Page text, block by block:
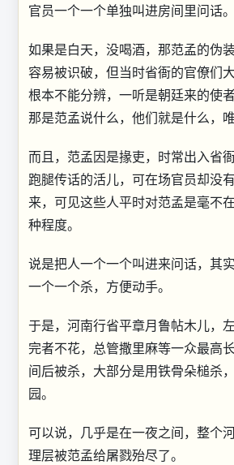
官员一个一个单独叫进房间里问话。
如果是白天，没喝酒，那范孟的伪
容易被识破，但当时省衙的官僚们
根本不能分辨，一听是朝廷来的使
那是范孟说什么，他们就是什么，
而且，范孟因是掾吏，时常出入省
跑腿传话的活儿，可在场官员却没
来，可见这些人平时对范孟是毫不
种程度。
说是把人一个一个叫进来问话，其
一个一个杀，方便动手。
于是，河南行省平章月鲁帖木儿，
完者不花，总管撒里麻等一众最高
间后被杀，大部分是用铁骨朵槌杀
园。
可以说，几乎是在一夜之间，整个
理层被范孟给屠戮殆尽了。